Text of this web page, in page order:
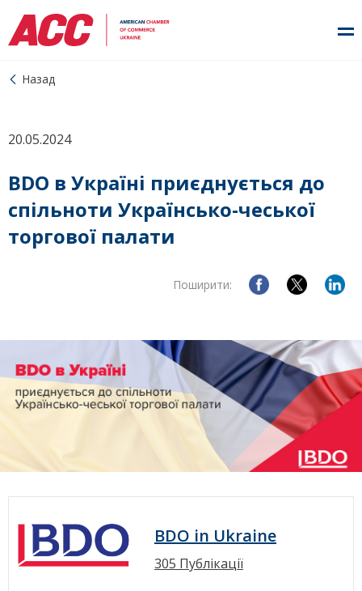
Назад
20.05.2024
BDO в Україні приєднується до
спільноти Українсько-чеської
торгової палати
Поширити:
BDO in Ukraine
305 Публікації